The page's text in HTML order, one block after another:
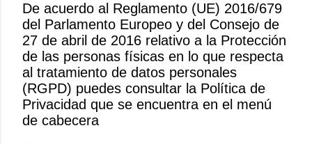
P
u
b
l
i
c
a
De acuerdo al Reglamento (UE) 2016/679
del Parlamento Europeo y del Consejo de
27 de abril de 2016 relativo a la Protección
de las personas físicas en lo que respecta
al tratamiento de datos personales
(RGPD) puedes consultar la Política de
Privacidad que se encuentra en el menú
de cabecera